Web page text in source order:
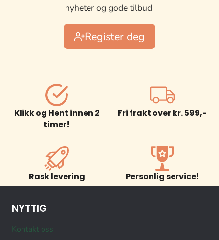
nyheter og gode tilbud.
Register deg
Klikk og Hent innen 2
timer!
Fri frakt over kr. 599,-
Rask levering Personlig service!
NYTTIG
Kontakt oss